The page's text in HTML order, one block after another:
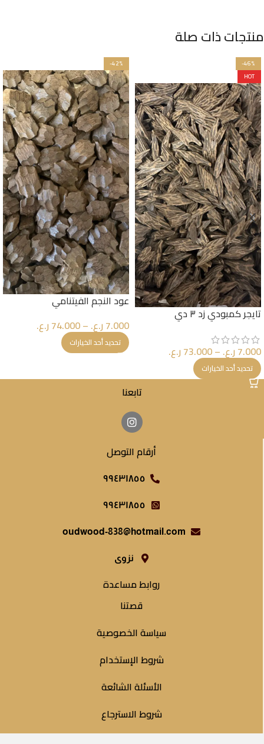
منتجات ذات صلة
-46%
HOT
تايجر كمبودي زد ٣ دي
7.000ر.ع. –
73.000ر.ع.
تحديد أحد الخيارات
-42%
عود النجم الفيتنامي
7.000ر.ع. –
74.000ر.ع.
تحديد أحد الخيارات
تابعنا
أرقام التوصل
٩٩٤٣١٨٥٥
٩٩٤٣١٨٥٥
oudwood-838@hotmail.com
نزوى
روابط مساعدة
قصتنا
سياسة الخصوصية
شروط الإستخدام
الأسئلة الشائعة
شروط الاسترجاع